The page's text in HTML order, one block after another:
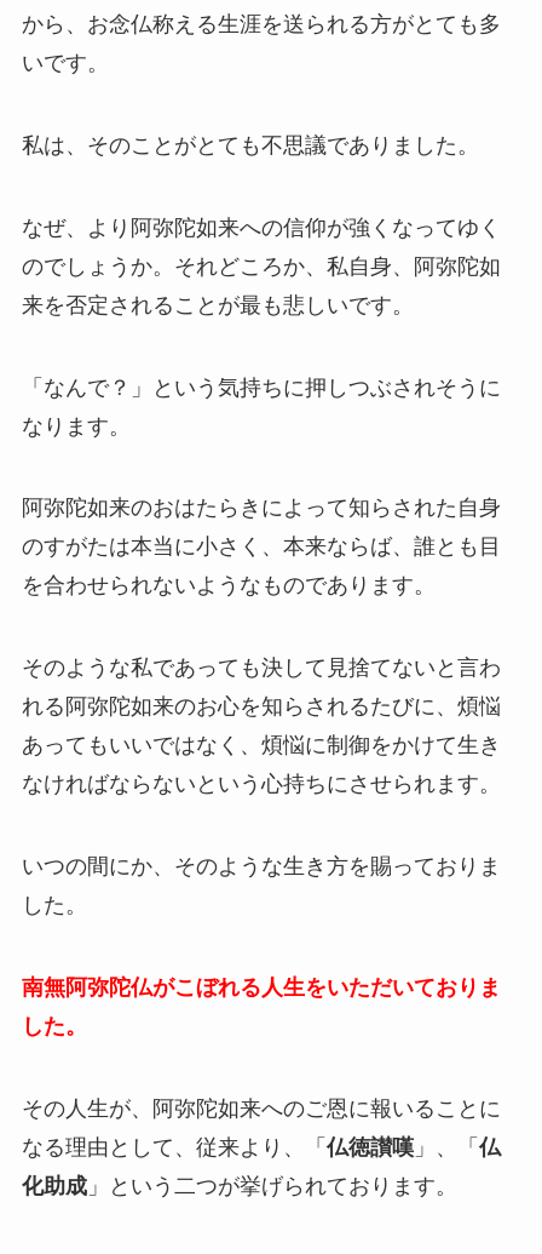
から、お念仏称える生涯を送られる方がとても多
いです。
私は、そのことがとても不思議でありました。
なぜ、より阿弥陀如来への信仰が強くなってゆく
のでしょうか。それどころか、私自身、阿弥陀如
来を否定されることが最も悲しいです。
「なんで？」という気持ちに押しつぶされそうに
なります。
阿弥陀如来のおはたらきによって知らされた自身
のすがたは本当に小さく、本来ならば、誰とも目
を合わせられないようなものであります。
そのような私であっても決して見捨てないと言わ
れる阿弥陀如来のお心を知らされるたびに、煩悩
あってもいいではなく、煩悩に制御をかけて生き
なければならないという心持ちにさせられます。
いつの間にか、そのような生き方を賜っておりま
した。
南無阿弥陀仏がこぼれる人生をいただいておりま
した。
その人生が、阿弥陀如来へのご恩に報いることに
なる理由として、従来より、「 仏徳讃嘆」、「 仏
化助成」という二つが挙げられております。